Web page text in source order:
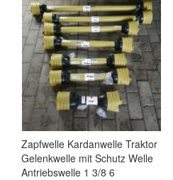
Zapfwelle Kardanwelle Traktor
Gelenkwelle mit Schutz Welle
Antriebswelle 1 3/8 6